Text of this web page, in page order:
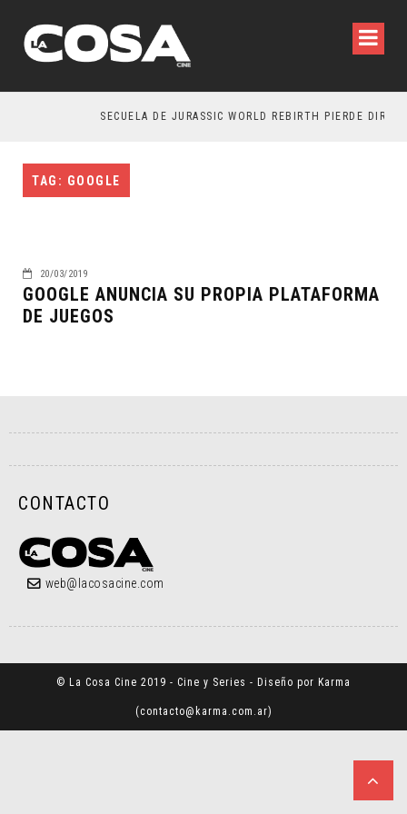
SECUELA DE JURASSIC WORLD REBIRTH PIERDE
TAG: GOOGLE
20/03/2019
GOOGLE ANUNCIA SU PROPIA PLATAFORMA
DE JUEGOS
CONTACTO
web@lacosacine.com
© La Cosa Cine 2019 - Cine y Series - Diseño por Karma
(contacto@karma.com.ar)